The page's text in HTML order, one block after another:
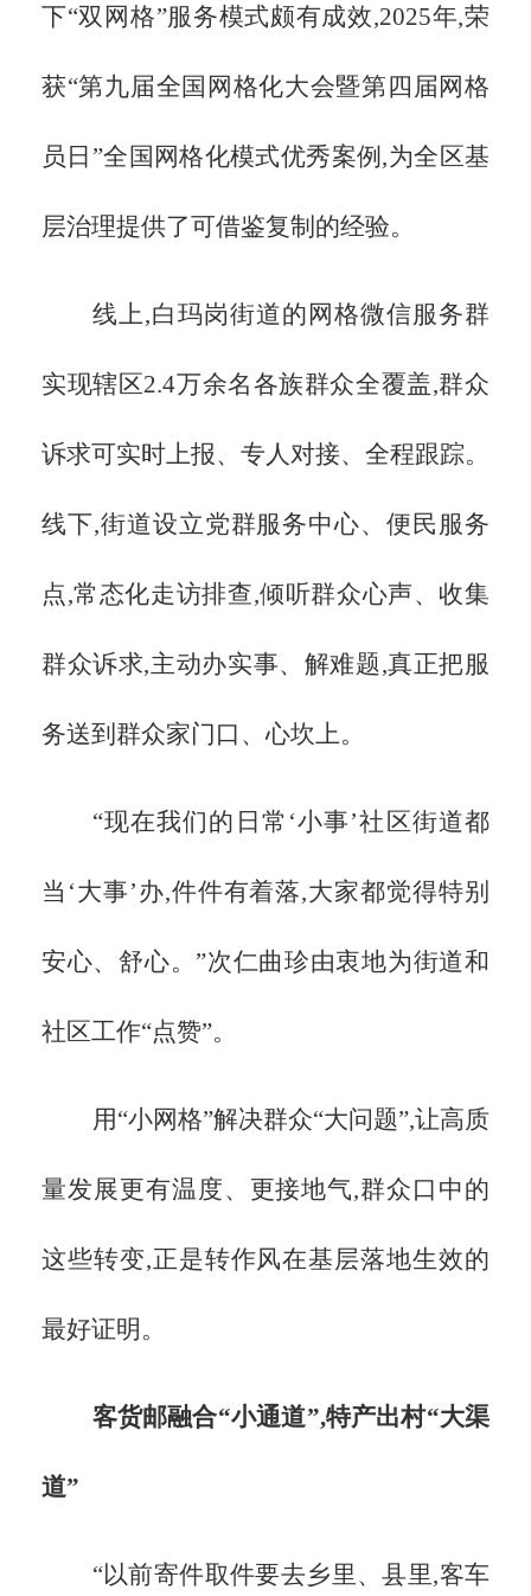
下“双网格”服务模式颇有成效,2025年,荣
获“第九届全国网格化大会暨第四届网格
员日”全国网格化模式优秀案例,为全区基
层治理提供了可借鉴复制的经验。
线上,白玛岗街道的网格微信服务群
实现辖区2.4万余名各族群众全覆盖,群众
诉求可实时上报、专人对接、全程跟踪。
线下,街道设立党群服务中心、便民服务
点,常态化走访排查,倾听群众心声、收集
群众诉求,主动办实事、解难题,真正把服
务送到群众家门口、心坎上。
“现在我们的日常‘小事’社区街道都
当‘大事’办,件件有着落,大家都觉得特别
安心、舒心。”次仁曲珍由衷地为街道和
社区工作“点赞”。
用“小网格”解决群众“大问题”,让高质
量发展更有温度、更接地气,群众口中的
这些转变,正是转作风在基层落地生效的
最好证明。
客货邮融合“小通道”,特产出村“大渠
道”
“以前寄件取件要去乡里、县里,客车